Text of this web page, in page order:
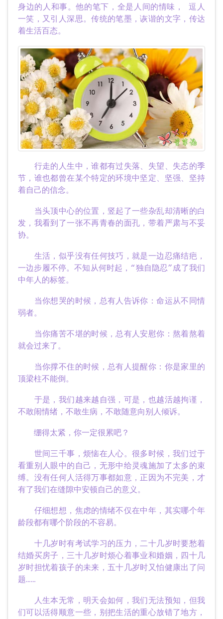
身边的人和事。他的笔下，全是人间的情味， 逗人
一笑，又引人深思。传统的笔墨，诙谐的文字，传达
着生活百态。
行走的人生中，谁都有过失落、失望、失态的季
节，谁也都曾在某个特定的环境中坚定、坚强、坚持
着自己的信念。
当头顶中心的位置，竖起了一些杂乱却清晰的白
发，我看到了一张不再青春的面孔，带着严肃与不妥
协。
生活，似乎没有任何技巧，就是一边忍痛结疤，
一边步履不停。不知从何时起，“独自隐忍”成了我们
中年人的标签。
当你想哭的时候，总有人告诉你：命运从不同情
弱者。
当你痛苦不堪的时候，总有人安慰你：熬着熬着
就会过来了。
当你撑不住的时候，总有人提醒你：你是家里的
顶梁柱不能倒。
于是，我们越来越自强，可是，也越活越拘谨，
不敢闹情绪，不敢生病，不敢随意向别人倾诉。
绷得太紧，你一定很累吧？
世间三千事，烦恼在人心。很多时候，我们过于
看重别人眼中的自己，无形中给灵魂施加了太多的束
缚。没有任何人活得万事都如意，正因为不完美，才
有了我们在缝隙中安顿自己的意义。
仔细想想，焦虑的情绪不仅在中年，其实哪个年
龄段都有哪个阶段的不容易。
十几岁时有考试学习的压力，二十几岁时要愁着
结婚买房子，三十几岁时烦心着事业和婚姻，四十几
岁时担忧着孩子的未来，五十几岁时又怕健康出了问
题……
人生本无常，明天会如何，我们无法预知，但我
们可以活得顺意一些，别把生活的重心放错了地方，